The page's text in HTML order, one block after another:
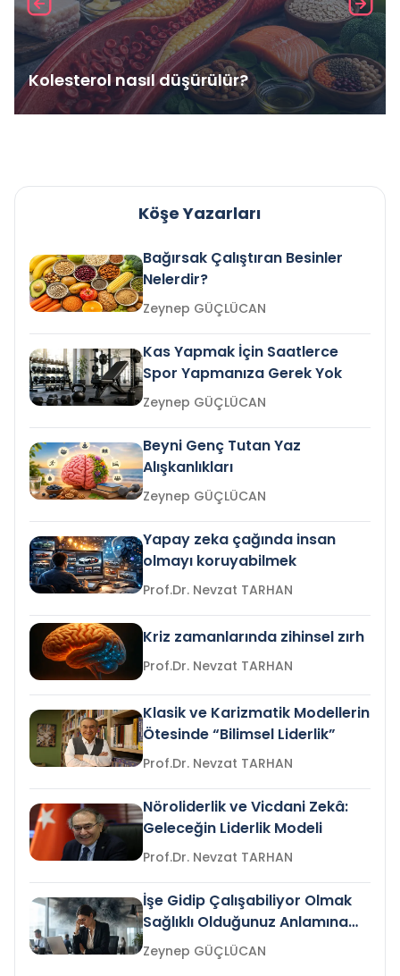
Kolesterol nasıl düşürülür?
Köşe Yazarları
Bağırsak Çalıştıran Besinler
Nelerdir?
Zeynep GÜÇLÜCAN
Kas Yapmak İçin Saatlerce
Spor Yapmanıza Gerek Yok
Zeynep GÜÇLÜCAN
Beyni Genç Tutan Yaz
Alışkanlıkları
Zeynep GÜÇLÜCAN
Yapay zeka çağında insan
olmayı koruyabilmek
Prof.Dr. Nevzat TARHAN
Kriz zamanlarında zihinsel zırh
Prof.Dr. Nevzat TARHAN
Klasik ve Karizmatik Modellerin
Ötesinde “Bilimsel Liderlik”
Prof.Dr. Nevzat TARHAN
Nöroliderlik ve Vicdani Zekâ:
Geleceğin Liderlik Modeli
Prof.Dr. Nevzat TARHAN
İşe Gidip Çalışabiliyor Olmak
Sağlıklı Olduğunuz Anlamına
Gelir mi?Zeynep GÜÇLÜCAN